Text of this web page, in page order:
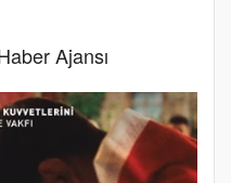
Ajansı